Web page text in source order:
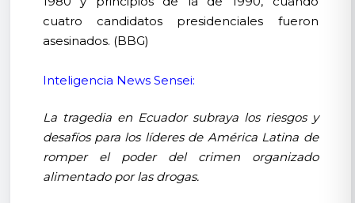
cuatro candidatos presidenciales fueron
asesinados. (BBG)
Inteligencia News Sensei:
La tragedia en Ecuador subraya los riesgos y
desafíos para los líderes de América Latina de
romper el poder del crimen organizado
alimentado por las drogas.